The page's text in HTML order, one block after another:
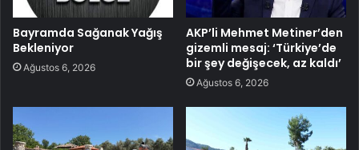
Bayramda Sağanak Yağış
Bekleniyor
Ağustos 6, 2026
AKP’li Mehmet Metiner’den
gizemli mesaj: ‘Türkiye’de
bir şey değişecek, az kaldı’
Ağustos 6, 2026